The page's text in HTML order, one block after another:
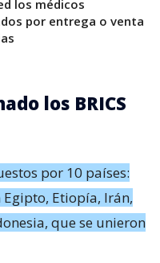
los médicos
por entrega o venta
los BRICS
por 10 países:
Etiopía, Irán,
que se unieron